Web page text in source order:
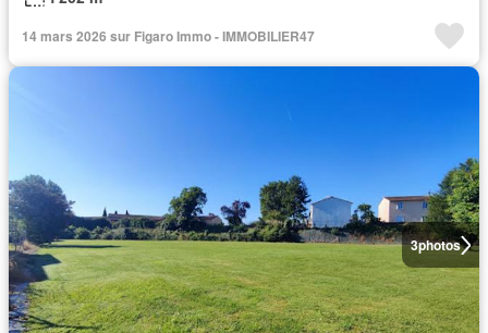
14 mars 2026 sur Figaro Immo - IMMOBILIER47
3photos